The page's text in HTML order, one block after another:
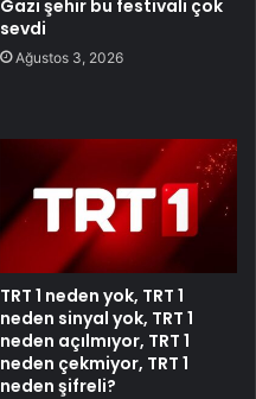
Gazi şehir bu festivali çok
sevdi
Ağustos 3, 2026
TRT 1 neden yok, TRT 1
neden sinyal yok, TRT 1
neden açılmıyor, TRT 1
neden çekmiyor, TRT 1
neden şifreli?